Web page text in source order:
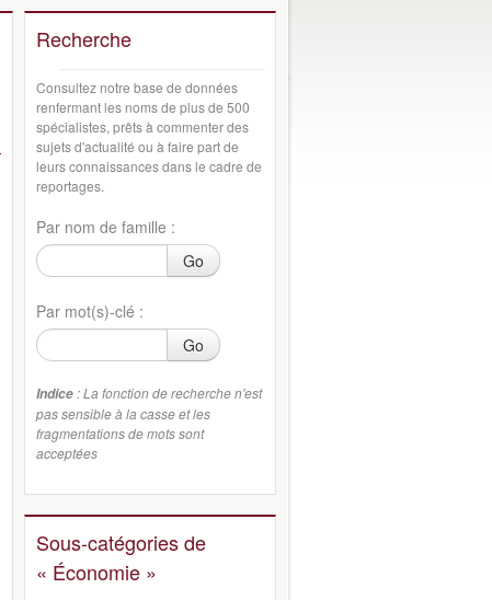
Recherche
Consultez notre base de données
renfermant les noms de plus de 500
spécialistes, prêts à commenter des
sujets d'actualité ou à faire part de
leurs connaissances dans le cadre de
reportages.
Par nom de famille :
Go
Par mot(s)-clé :
Go
Indice : La fonction de recherche n'est
pas sensible à la casse et les
fragmentations de mots sont
acceptées
Sous-catégories de
« Économie »